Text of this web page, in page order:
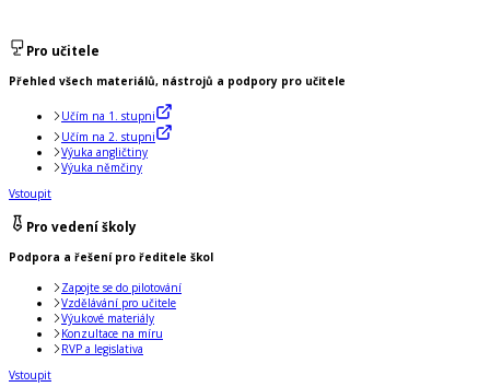
Pro učitele
Přehled všech materiálů, nástrojů a podpory pro učitele
Učím na 1. stupni
Učím na 2. stupni
Výuka angličtiny
Výuka němčiny
Vstoupit
Pro vedení školy
Podpora a řešení pro ředitele škol
Zapojte se do pilotování
Vzdělávání pro učitele
Výukové materiály
Konzultace na míru
RVP a legislativa
Vstoupit